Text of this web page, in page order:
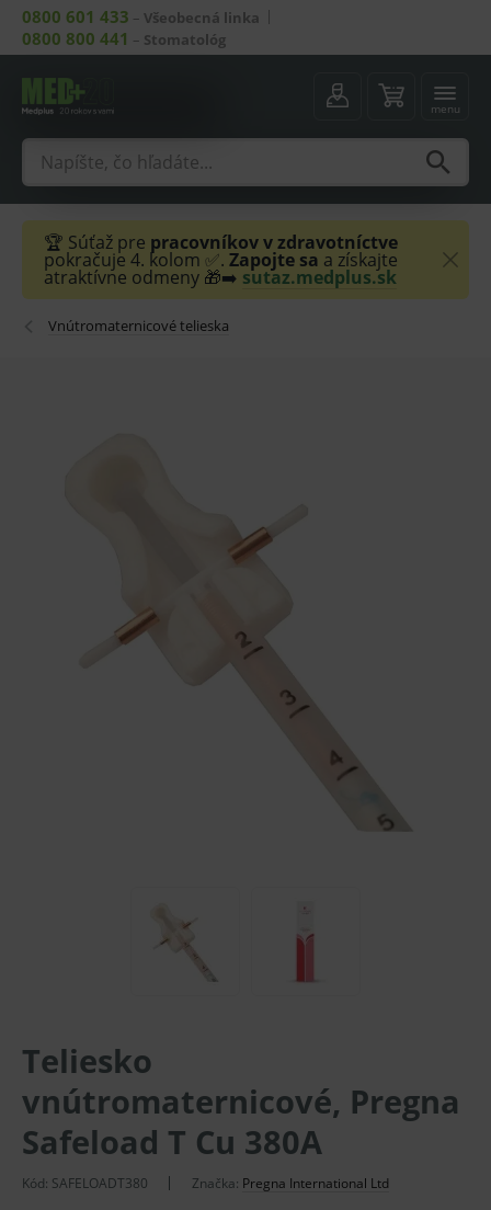
0800 601 433 – Všeobecná linka
0800 800 441 – Stomatológ
menu
🏆 Súťaž pre pracovníkov v zdravotníctve
pokračuje 4. kolom ✅. Zapojte sa a získajte
atraktívne odmeny 🎁➡️ sutaz.medplus.sk
Vnútromaternicové telieska
Teliesko
vnútromaternicové, Pregna
Safeload T Cu 380A
Kód: SAFELOADT380 Značka: Pregna International Ltd